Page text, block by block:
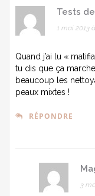
Tests
1 mai 2013
Quand j’ai lu «
tu dis que ça
beaucoup les
peaux mixtes !
RÉPONDRE
3